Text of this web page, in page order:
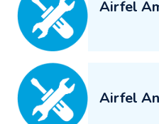
Airfel
Airfel